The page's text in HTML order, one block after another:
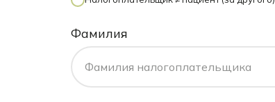
Фамилия
Фамилия налогоплательщика